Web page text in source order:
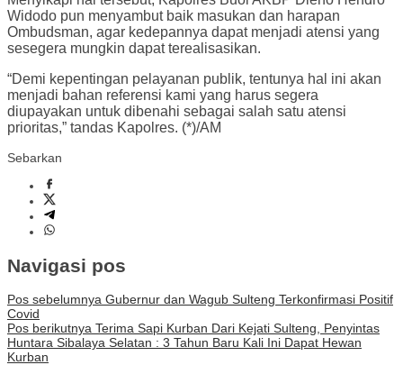
Widodo pun menyambut baik masukan dan harapan
Ombudsman, agar kedepannya dapat menjadi atensi yang
sesegera mungkin dapat terealisasikan.
“Demi kepentingan pelayanan publik, tentunya hal ini akan
menjadi bahan referensi kami yang harus segera
diupayakan untuk dibenahi sebagai salah satu atensi
prioritas,” tandas Kapolres. (*)/AM
Sebarkan
Navigasi pos
Pos sebelumnya Gubernur dan Wagub Sulteng Terkonfirmasi Positif
Covid
Pos berikutnya Terima Sapi Kurban Dari Kejati Sulteng, Penyintas
Huntara Sibalaya Selatan : 3 Tahun Baru Kali Ini Dapat Hewan
Kurban